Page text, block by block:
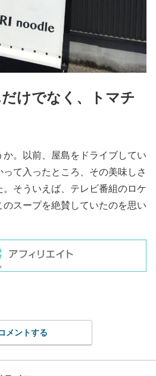
けでなく、トマチ
。以前、屋島をドライブしてい
て入ったところ、その美味しさ
そういえば、テレビ番組のロケ
スープを絶賛していたのを思い
メントする